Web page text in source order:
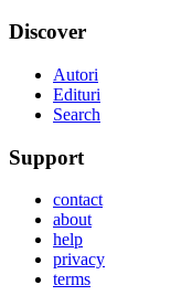
Discover
Autori
Edituri
Search
Support
contact
about
help
privacy
terms